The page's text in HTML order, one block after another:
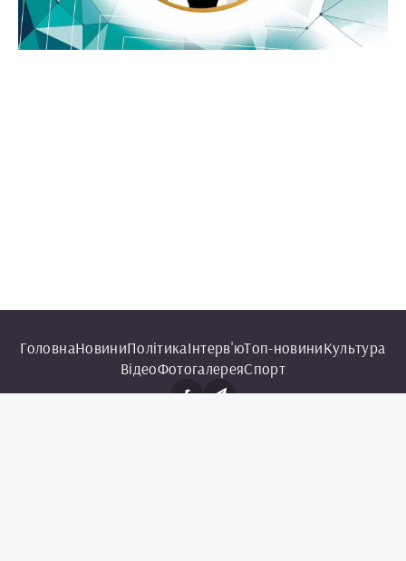
ГоловнаНовиниПолітикаІнтерв'юТоп-новиниКультура
ВідеоФотогалереяСпорт